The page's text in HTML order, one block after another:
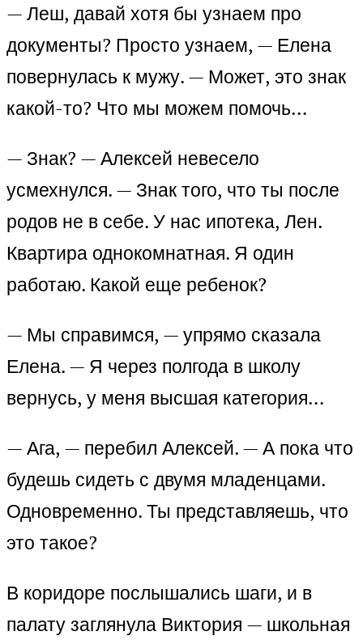
— Леш, давай хотя бы узнаем про
документы? Просто узнаем, — Елена
повернулась к мужу. — Может, это знак
какой-то? Что мы можем помочь…
— Знак? — Алексей невесело
усмехнулся. — Знак того, что ты после
родов не в себе. У нас ипотека, Лен.
Квартира однокомнатная. Я один
работаю. Какой еще ребенок?
— Мы справимся, — упрямо сказала
Елена. — Я через полгода в школу
вернусь, у меня высшая категория…
— Ага, — перебил Алексей. — А пока что
будешь сидеть с двумя младенцами.
Одновременно. Ты представляешь, что
это такое?
В коридоре послышались шаги, и в
палату заглянула Виктория — школьная